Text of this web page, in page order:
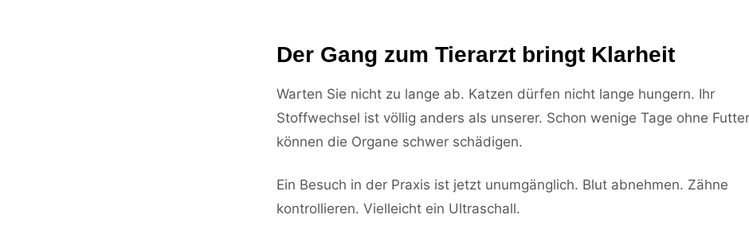
Der Gang zum Tierarzt bringt Klarheit
Warten Sie nicht zu lange ab. Katzen dürfen nicht lange hungern. Ihr
Stoffwechsel ist völlig anders als unserer. Schon wenige Tage ohne Futter
können die Organe schwer schädigen.
Ein Besuch in der Praxis ist jetzt unumgänglich. Blut abnehmen. Zähne
kontrollieren. Vielleicht ein Ultraschall.